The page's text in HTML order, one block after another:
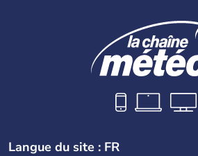
Langue du site : FR